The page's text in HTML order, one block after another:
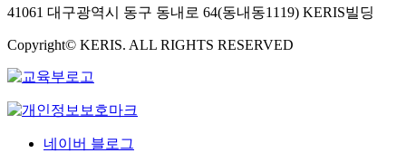
41061 대구광역시 동구 동내로 64(동내동1119) KERIS빌딩
Copyright© KERIS. ALL RIGHTS RESERVED
네이버 블로그